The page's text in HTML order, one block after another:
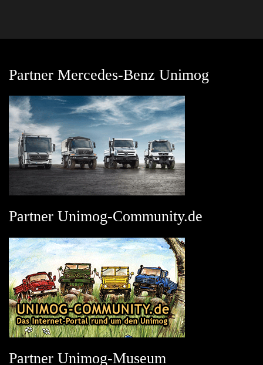
Partner Mercedes-Benz Unimog
Partner Unimog-Community.de
Partner Unimog-Museum